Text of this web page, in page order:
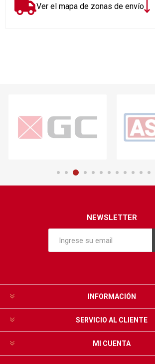
Ver el mapa de zonas de envío
NEWSLETTER
INFORMACIÓN
SERVICIO AL CLIENTE
MI CUENTA